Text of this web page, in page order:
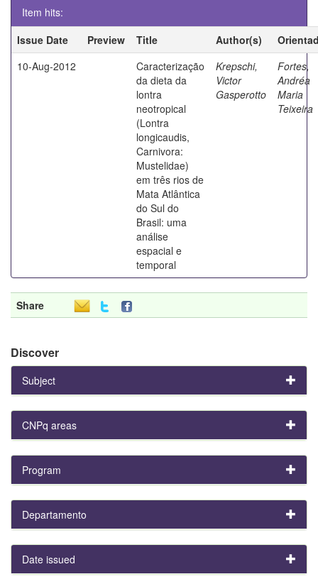
Item hits:
Issue Date
Preview Title Author(s)
10-Aug-2012
Caracterização
da dieta da
lontra
neotropical
(Lontra
longicaudis,
Carnivora:
Mustelidae)
em três rios de
Mata Atlântica
do Sul do
Brasil: uma
análise
espacial e
temporal
Krepschi,
Victor
Gasperotto
Fortes,
Andréa
Maria
Teixeira
Share
Discover
Subject
CNPq areas
Program
Departamento
Date issued